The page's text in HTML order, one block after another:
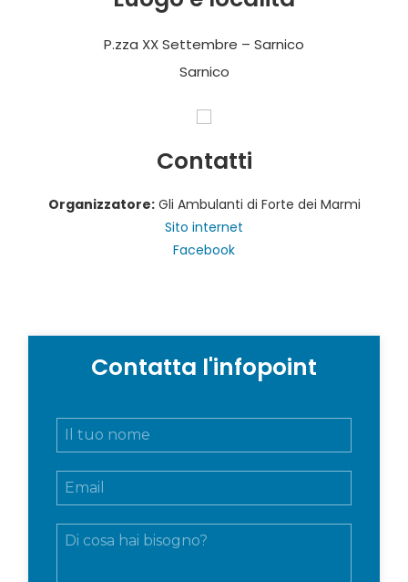
P.zza XX Settembre – Sarnico
Sarnico
Contatti
Organizzatore:Gli Ambulanti di Forte dei Marmi
Sito internet
Facebook
Contatta l'infopoint
N
g
E
m
M